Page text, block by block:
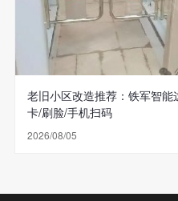
老旧小区改造推荐：铁军智
卡/刷脸/手机扫码
2026/08/05